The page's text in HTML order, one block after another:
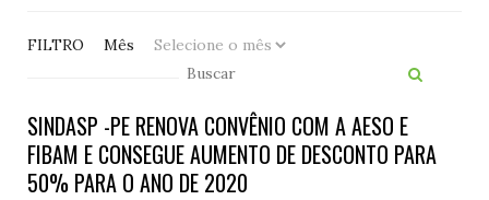
FILTRO Mês
SINDASP -PE RENOVA CONVÊNIO COM A AESO E
FIBAM E CONSEGUE AUMENTO DE DESCONTO PARA
50% PARA O ANO DE 2020